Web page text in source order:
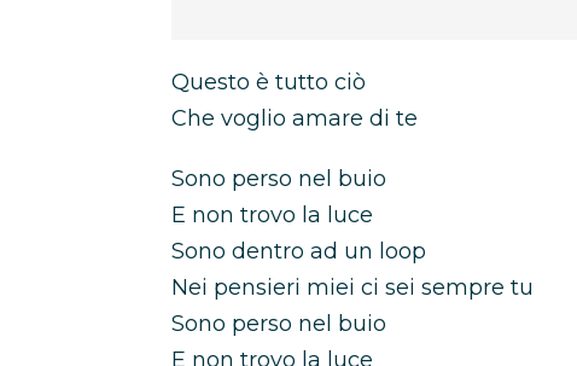
Questo è tutto ciò
Che voglio amare di te
Sono perso nel buio
E non trovo la luce
Sono dentro ad un loop
Nei pensieri miei ci sei sempre tu
Sono perso nel buio
E non trovo la luce